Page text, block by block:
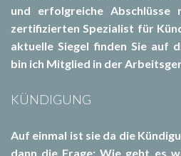
und erfolgreiche Abschlüsse
zertifizierten Spezialist für
aktuelle Siegel finden Sie auf
bin ich Mitglied in der
KÜNDIGUNG
Auf einmal ist sie da die
dann die Frage: Wie geht es